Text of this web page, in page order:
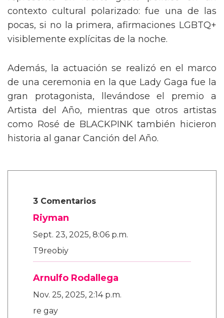
contexto cultural polarizado: fue una de las
pocas, si no la primera, afirmaciones LGBTQ+
visiblemente explícitas de la noche.
Además, la actuación se realizó en el marco
de una ceremonia en la que Lady Gaga fue la
gran protagonista, llevándose el premio a
Artista del Año, mientras que otros artistas
como Rosé de BLACKPINK también hicieron
historia al ganar Canción del Año.
3 Comentarios
Riyman
Sept. 23, 2025, 8:06 p.m.
T9reobiy
Arnulfo Rodallega
Nov. 25, 2025, 2:14 p.m.
re gay